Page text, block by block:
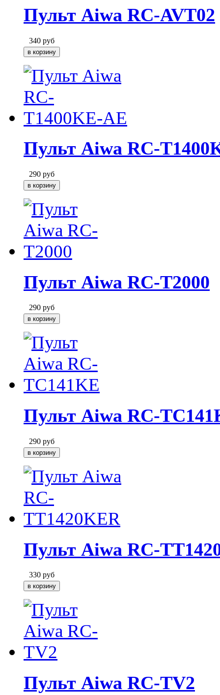
Пульт Aiwa RC-AVT02
340 руб
Пульт Aiwa RC-
290 руб
Пульт Aiwa RC-T2000
290 руб
Пульт Aiwa RC-
290 руб
Пульт Aiwa RC-
330 руб
Пульт Aiwa RC-TV2